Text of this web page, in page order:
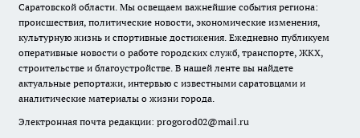
Саратовской области. Мы освещаем важнейшие события региона:
происшествия, политические новости, экономические изменения,
культурную жизнь и спортивные достижения. Ежедневно публикуем
оперативные новости о работе городских служб, транспорте, ЖКХ,
строительстве и благоустройстве. В нашей ленте вы найдете
актуальные репортажи, интервью с известными саратовцами и
аналитические материалы о жизни города.
Электронная почта редакции: progorod02@mail.ru